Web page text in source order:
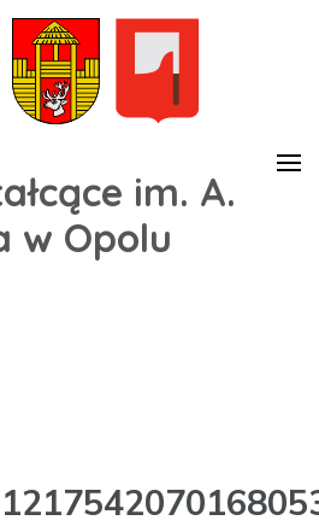
im. A.
w Opolu